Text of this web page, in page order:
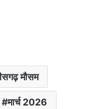
मौसम
मार्च 2026